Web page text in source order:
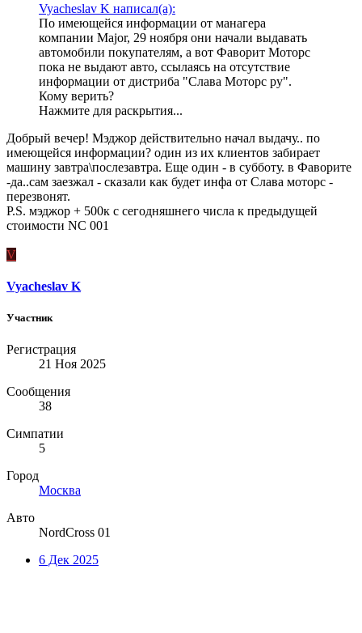
Vyacheslav K написал(а):
По имеющейся информации от манагера
компании Major, 29 ноября они начали выдавать
автомобили покупателям, а вот Фаворит Моторс
пока не выдают авто, ссылаясь на отсутствие
информации от дистриба "Слава Моторс ру".
Кому верить?
Нажмите для раскрытия...
Добрый вечер! Мэджор действительно начал выдачу.. по
имеющейся информации? один из их клиентов забирает
машину завтра\послезавтра. Еще один - в субботу. в Фаворите
-да..сам заезжал - сказали как будет инфа от Слава моторс -
перезвонят.
P.S. мэджор + 500к с сегодняшнего числа к предыдущей
стоимости NC 001
V
Vyacheslav K
Участник
Регистрация
21 Ноя 2025
Сообщения
38
Симпатии
5
Город
Москва
Авто
NordCross 01
6 Дек 2025